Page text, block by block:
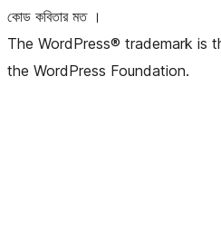
কোড কবিতার মত ।
The WordPress® trademark is
the WordPress Foundation.